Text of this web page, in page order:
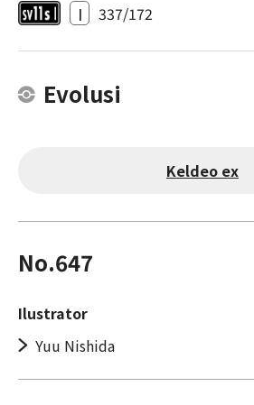
I 337/172
Evolusi
Keldeo ex
No.647
Ilustrator
Yuu Nishida